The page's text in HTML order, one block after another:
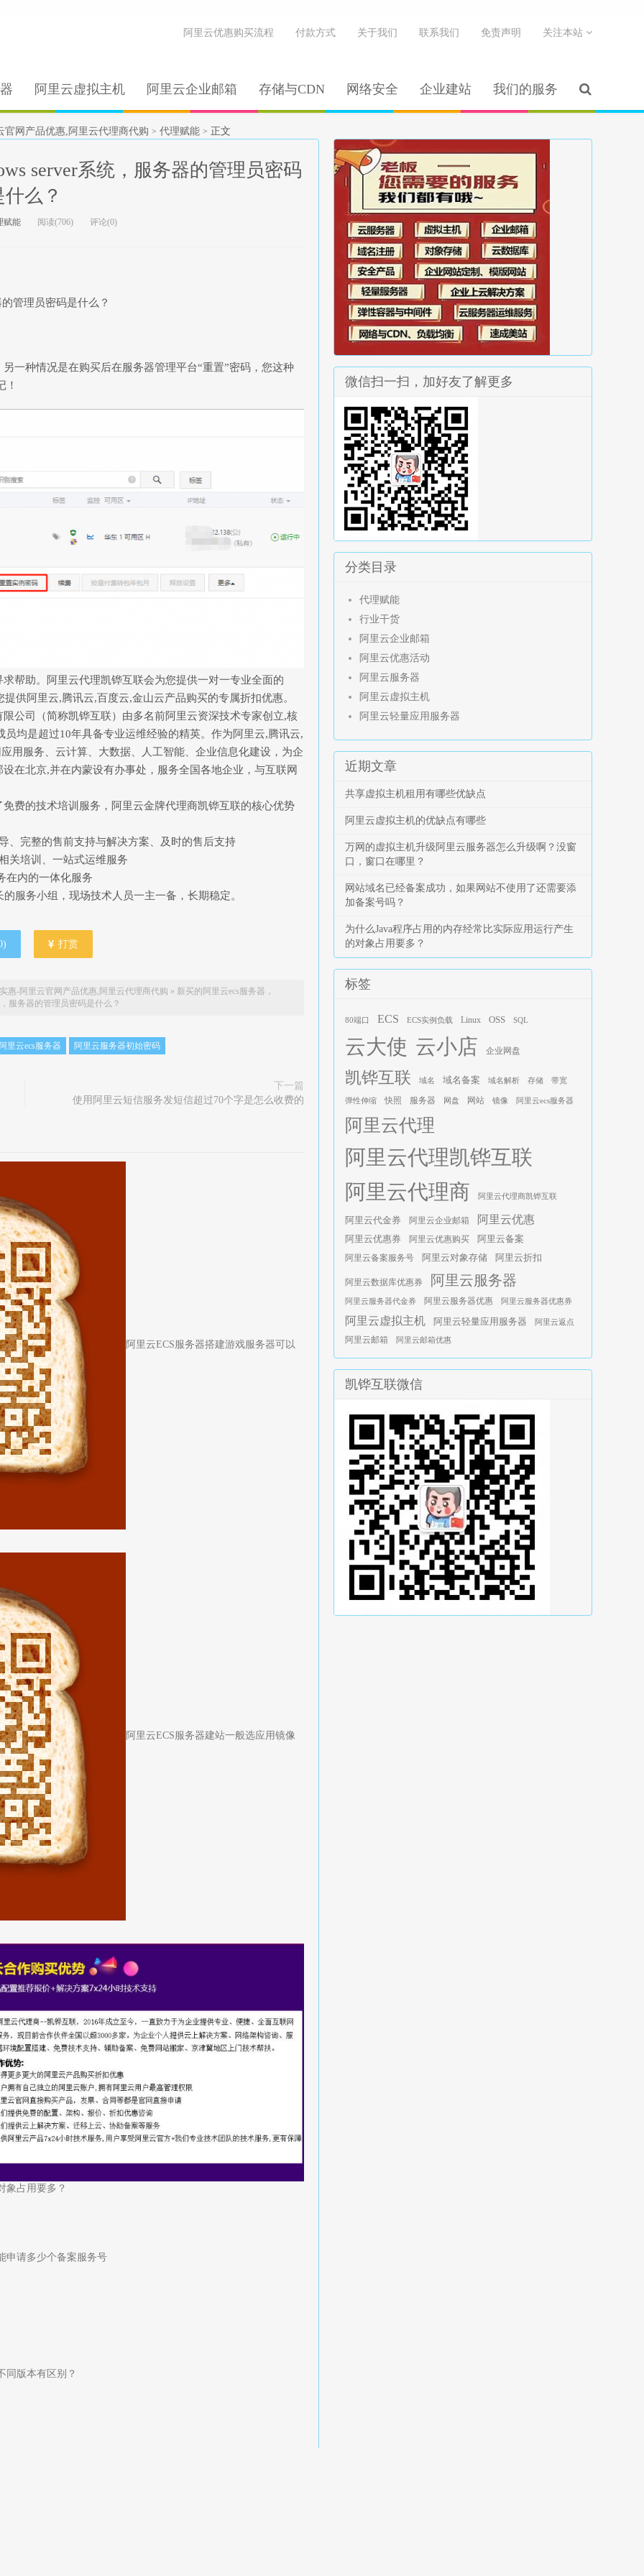
阿里云虚拟主机 阿里云企业邮箱 存储与CDN 网络安全 企业建站 我们的服务
阿里云优惠购买流程 付款方式 关于我们 联系我们 免责声明 关注本站
网产品优惠,阿里云代理商代购 > 代理赋能 > 正文
server系统，服务器的管理员密码
什么？
赋能 阅读(706) 评论(0)
管理员密码是什么？
一种情况是在购买后在服务器管理平台“重置”密码，您这种
！
帮助。阿里云代理凯铧互联会为您提供一对一专业全面的
供阿里云,腾讯云,百度云,金山云产品购买的专属折扣优惠。
公司（简称凯铧互联）由多名前阿里云资深技术专家创立,核
均是超过10年具备专业运维经验的精英。作为阿里云,腾讯云,
用服务、云计算、大数据、人工智能、企业信息化建设，为企
在北京,并在内蒙设有办事处，服务全国各地企业，与互联网
费的技术培训服务，阿里云金牌代理商凯铧互联的核心优势
、完整的售前支持与解决方案、及时的售后支持
关培训、一站式运维服务
在内的一体化服务
服务小组，现场技术人员一主一备，长期稳定。
) 打赏
惠-阿里云官网产品优惠,阿里云代理商代购 » 新买的阿里云ecs服务器，
服务器的管理员密码是什么？
里云ecs服务器 阿里云服务器初始密码
下一篇
使用阿里云短信服务发短信超过70个字是怎么收费的
阿里云ECS服务器搭建游戏服务器可以
阿里云ECS服务器建站一般选应用镜像
象占用要多？
申请多少个备案服务号
同版本有区别？
微信扫一扫，加好友了解更多
分类目录
代理赋能
行业干货
阿里云企业邮箱
阿里云优惠活动
阿里云服务器
阿里云虚拟主机
阿里云轻量应用服务器
近期文章
共享虚拟主机租用有哪些优缺点
阿里云虚拟主机的优缺点有哪些
万网的虚拟主机升级阿里云服务器怎么升级啊？没窗
口，窗口在哪里？
网站域名已经备案成功，如果网站不使用了还需要添
加备案号吗？
为什么Java程序占用的内存经常比实际应用运行产生
的对象占用要多？
标签
80端口 ECS ECS实例负载 Linux OSS SQL
云大使 云小店 企业网盘
凯铧互联 域名 域名备案 域名解析 存储 带宽
弹性伸缩 快照 服务器 网盘 网站 镜像 阿里云ecs服务器
阿里云代理
阿里云代理凯铧互联
阿里云代理商
阿里云代理商凯铧互联
阿里云代金券 阿里云企业邮箱 阿里云优惠
阿里云优惠券 阿里云优惠购买
阿里云备案
阿里云备案服务号
阿里云对象存储 阿里云折扣
阿里云数据库优惠券 阿里云服务器
阿里云服务器代金券 阿里云服务器优惠 阿里云服务器优惠券
阿里云虚拟主机 阿里云轻量应用服务器 阿里云返点
阿里云邮箱 阿里云邮箱优惠
凯铧互联微信